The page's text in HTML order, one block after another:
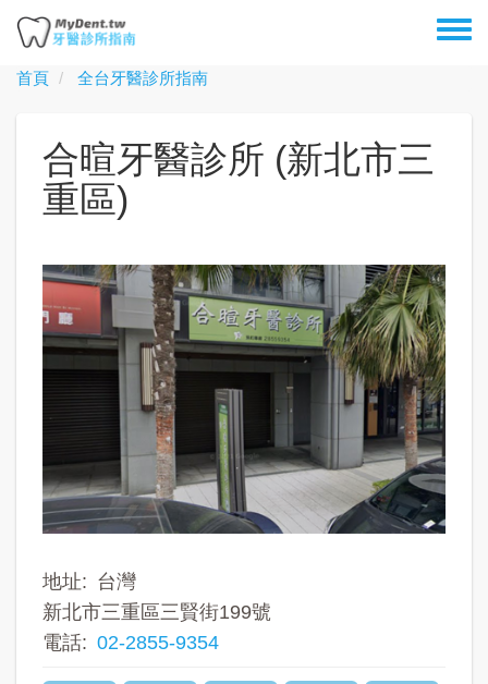
移
主首頁 全台牙醫診所指南
合暄牙醫診所 (新北市三
重區)
地址
台灣
新北市三重區三賢街199號
電話
02-2855-9354